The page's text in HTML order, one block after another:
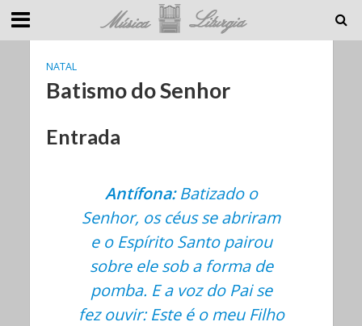
NATAL
Batismo do Senhor
Entrada
Antífona:Batizado o
Senhor, os céus se abriram
e o Espírito Santo pairou
sobre ele sob a forma de
pomba. E a voz do Pai se
fez ouvir: Este é o meu Filho